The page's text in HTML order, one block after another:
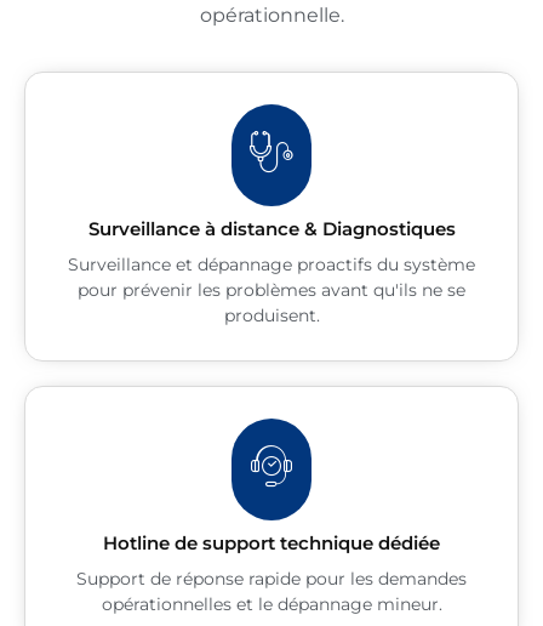
opérationnelle.
Surveillance à distance & Diagnostiques
Surveillance et dépannage proactifs du système
pour prévenir les problèmes avant qu'ils ne se
produisent.
Hotline de support technique dédiée
Support de réponse rapide pour les demandes
opérationnelles et le dépannage mineur.